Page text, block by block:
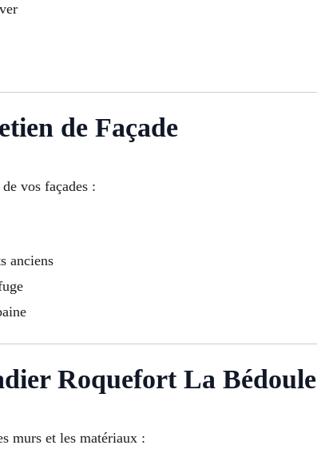
de Façade
vos façades :
anciens
Roquefort La Bédoule
murs et les matériaux :